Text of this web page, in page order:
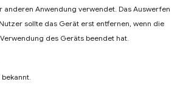
anderen Anwendung verwendet. Das Auswerfen
sollte das Gerät erst entfernen, wenn die
des Geräts beendet hat.